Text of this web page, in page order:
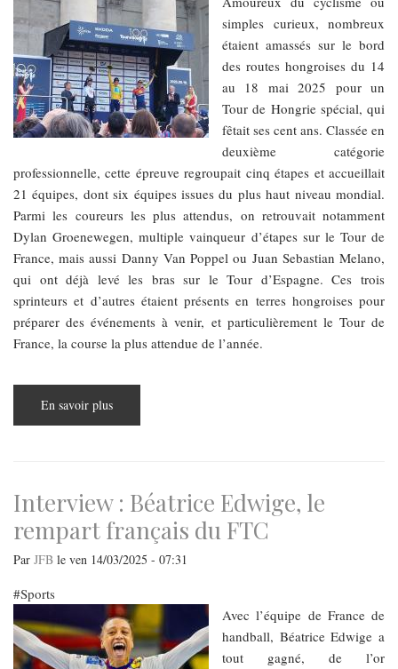
simples curieux, nombreux
étaient amassés sur le bord
des routes hongroises du 14
au 18 mai 2025 pour un
Tour de Hongrie spécial, qui
fêtait ses cent ans. Classée en
deuxième catégorie
professionnelle, cette épreuve regroupait cinq étapes et accueillait
21 équipes, dont six équipes issues du plus haut niveau mondial.
Parmi les coureurs les plus attendus, on retrouvait notamment
Dylan Groenewegen, multiple vainqueur d’étapes sur le Tour de
France, mais aussi Danny Van Poppel ou Juan Sebastian Melano,
qui ont déjà levé les bras sur le Tour d’Espagne. Ces trois
sprinteurs et d’autres étaient présents en terres hongroises pour
préparer des événements à venir, et particulièrement le Tour de
France, la course la plus attendue de l’année.
En savoir plus
de
d’une
édition
historique
Interview : Béatrice Edwige, le
rempart français du FTC
Par JFB le ven 14/03/2025 - 07:31
Sports
Avec l’équipe de France de
handball, Béatrice Edwige a
tout gagné, de l’or